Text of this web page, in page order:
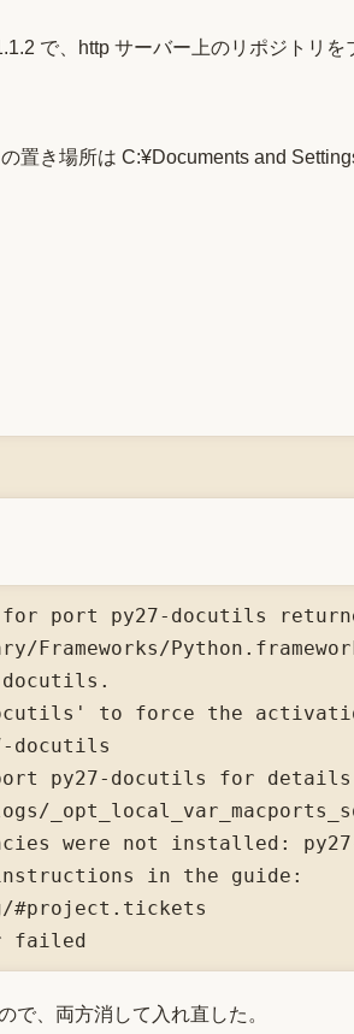
で、http サーバー上のリポジトリを
置き場所は C:¥Documents and
port py27-docutils
Frameworks/
docutils.
to force the
docutils
py27-docutils for
were not installed:
in the guide:
#project.tickets
failed
で、両方消して入れ直した。